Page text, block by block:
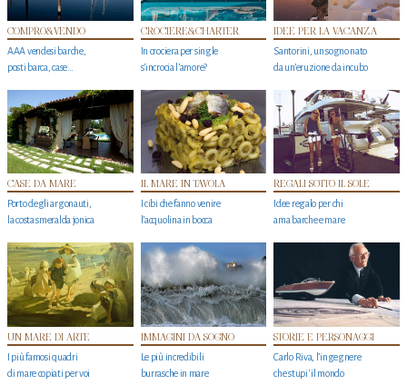
COMPRO&VENDO
AAA vendesi barche,
posti barca, case…
CROCIERE&CHARTER
In crociera per single
s'incrocia l’amore?
IDEE PER LA VACANZA
Santorini, un sogno nato
da un’eruzione da incubo
CASE DA MARE
Porto degli argonauti,
la costa smeralda jonica
IL MARE IN TAVOLA
I cibi che fanno venire
l’acquolina in bocca
REGALI SOTTO IL SOLE
Idee regalo per chi
ama barche e mare
UN MARE DI ARTE
I più famosi quadri
di mare copiati per voi
IMMAGINI DA SOGNO
Le più incredibili
burrasche in mare
STORIE E PERSONAGGI
Carlo Riva, l’ingegnere
che stupi' il mondo